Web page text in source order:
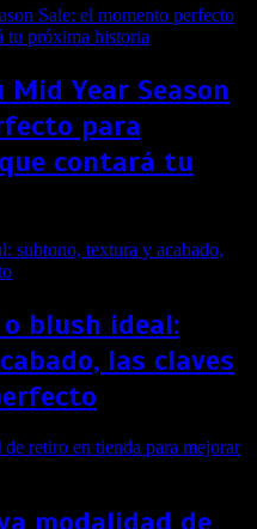
Year Season
para
contará tu
blush ideal:
las claves